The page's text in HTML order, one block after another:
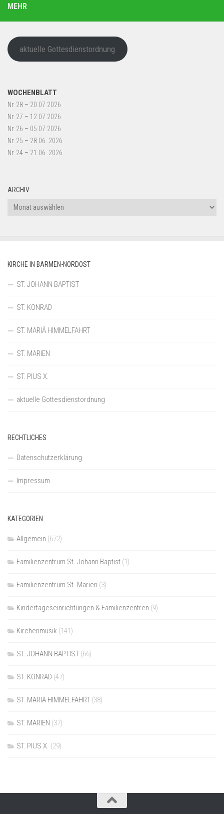
MEHR
aktuelle Gottesdienstordnung
WOCHENBLATT
Nr. 28 – 20.07.2026
Nr. 27 – 12.07.2026
Nr. 26 – 05.07.2026
Nr. 25 – 28.06..2026
Nr. 24 – 21.06..2026
ARCHIV
Archiv
KIRCHE IN BARMEN-NORDOST
ST. JOHANN BAPTIST
ST. KONRAD
ST. MARIÄ HIMMELFAHRT
ST. MARIEN
ST. PIUS X.
aktuelle Gottesdienstordnung
RECHTLICHES
Datenschutzerklärung
Impressum
KATEGORIEN
Allgemein (672)
Familienzentrum St. Johann Baptist (1)
Familienzentrum St. Marien (3)
Kindertageseinrichtungen & Familienzentren (9)
Kirchenmusik (141)
ST. JOHANN BAPTIST (66)
ST. KONRAD (47)
ST. MARIÄ HIMMELFAHRT (38)
ST. MARIEN (37)
ST. PIUS X. (29)